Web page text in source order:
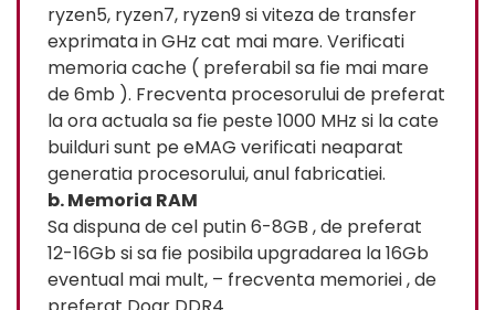
ryzen5, ryzen7, ryzen9 si viteza de transfer
exprimata in GHz cat mai mare. Verificati
memoria cache ( preferabil sa fie mai mare
de 6mb ). Frecventa procesorului de preferat
la ora actuala sa fie peste 1000 MHz si la cate
builduri sunt pe eMAG verificati neaparat
generatia procesorului, anul fabricatiei.
b. Memoria RAM
Sa dispuna de cel putin 6-8GB , de preferat
12-16Gb si sa fie posibila upgradarea la 16Gb
eventual mai mult, – frecventa memoriei , de